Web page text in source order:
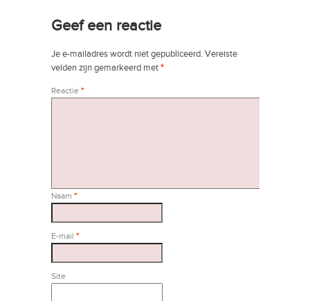
Geef een reactie
Je e-mailadres wordt niet gepubliceerd. Vereiste
velden zijn gemarkeerd met*
Reactie *
Naam *
E-mail *
Site